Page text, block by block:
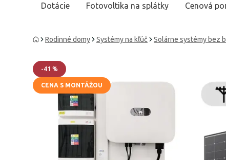
Dotácie Fotovoltika na splátky Cenová
Rodinné domy Systémy na kľúč Solárne systémy bez
-41 %
CENA S MONTÁŽOU